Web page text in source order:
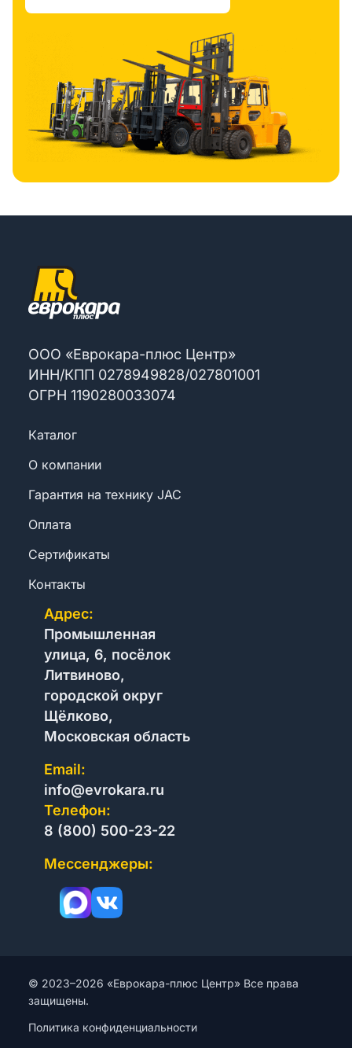
ООО «Еврокара-плюс Центр»
ИНН/КПП 0278949828/027801001
ОГРН 1190280033074
Каталог
О компании
Гарантия на технику JAC
Оплата
Сертификаты
Контакты
Адрес:
Промышленная
улица, 6, посёлок
Литвиново,
городской округ
Щёлково,
Московская область
Email:
info@evrokara.ru
Телефон:
8 (800) 500-23-22
Мессенджеры:
© 2023–2026 «Еврокара-плюс Центр» Все права
защищены.
Политика конфиденциальности